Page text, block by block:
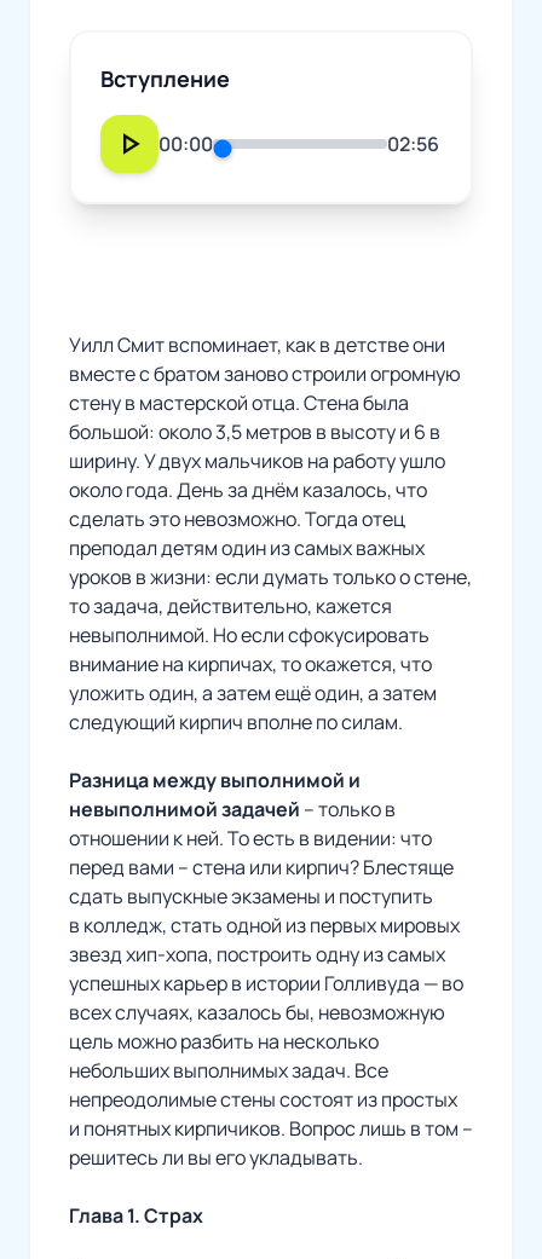
Вступление
play_arrow 00:00 02:56
Уилл Смит вспоминает, как в детстве они
вместе с братом заново строили огромную
стену в мастерской отца. Стена была
большой: около 3,5 метров в высоту и 6 в
ширину. У двух мальчиков на работу ушло
около года. День за днём казалось, что
сделать это невозможно. Тогда отец
преподал детям один из самых важных
уроков в жизни: если думать только о стене,
то задача, действительно, кажется
невыполнимой. Но если сфокусировать
внимание на кирпичах, то окажется, что
уложить один, а затем ещё один, а затем
следующий кирпич вполне по силам.
Разница между выполнимой и
невыполнимой задачей – только в
отношении к ней. То есть в видении: что
перед вами – стена или кирпич? Блестяще
сдать выпускные экзамены и поступить
в колледж, стать одной из первых мировых
звезд хип-хопа, построить одну из самых
успешных карьер в истории Голливуда — во
всех случаях, казалось бы, невозможную
цель можно разбить на несколько
небольших выполнимых задач. Все
непреодолимые стены состоят из простых
и понятных кирпичиков. Вопрос лишь в том –
решитесь ли вы его укладывать.
Глава 1. Страх